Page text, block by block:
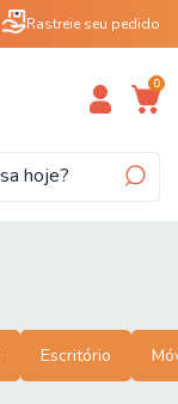
Rastreie seu pedido
0
Escritório